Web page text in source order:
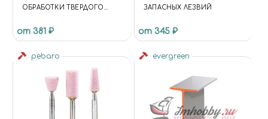
ОБРАБОТКИ ТВЕРДОГО
ЭПОКСИДНОЙ СМОЛЫ, 3
ШТ
от 381 ₽
ЗАПАСНЫХ ЛЕЗВИЙ
от 345 ₽
pebaro evergreen